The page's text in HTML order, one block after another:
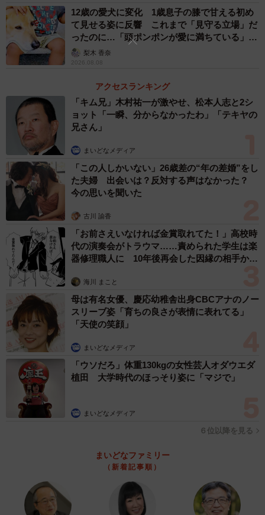
らかわいい顔をしてくれたので撮影したんです。とりあえ
ずなでて遊んで…写真や動画を撮ったあとに片付けまし
た」
ごみ箱をひっくり返したあと、飼い主さんに甘えていたという（提供写
真）
――そのあと、ととまるくんたちはどうしましたか？
「僕に甘えてきたり、ふたりではしゃいだりしていまし
た。まだまだ遊び足りないようでしたね」
――今回のようにととまるくんたちが散らかしたのは初め
てでしょうか？
「過去にティッシュを散らかしたりは何回かあったので、
テーブルに置いていたティッシュを高いところに避難させ
たのですが…それもうまく登りティッシュを落としてから
たくさん遊んでいたようで、思わず笑っちゃいました」
クリスマスも指をしゃぶっていたととまるくん（提供写真）
――散らかしたのは、お迎えして74日目とのこと。最近の
ととまるくんたちの様子もお聞かせください。
「毎日指をしゃぶったりふたりでたくさん遊んだり、それ
に混ぜてもらったりと、これまでと大きく変わらず過ごし
ています。ただ食事面が少しだけ変わってきたような気が
しています。定期的に手作りご飯を作っているせいか、特
12歳の愛犬に変化 1歳息子の膝で甘える初め
て見せる姿に反響 これまで「見守る立場」だ
ったのに…「頭ポンポンが愛に満ちている」
「尊…」
梨木 香奈
2026.08.08
アクセスランキング
「キム兄」木村祐一が激やせ、松本人志と2シ
ョット「一瞬、分からなかったわ」「テキヤの
兄さん」
まいどなメディア
「この人しかいない」26歳差の“年の差婚”をし
た夫婦 出会いは？反対する声はなかった？
今の思いを聞いた
古川 諭香
「お前さえいなければ金賞取れてた！」高校時
代の演奏会がトラウマ……責められた学生は楽
器修理職人に 10年後再会した因縁の相手から
海川 まこと
母は有名女優、慶応幼稚舎出身CBCアナのノー
スリーブ姿「育ちの良さが表情に表れてる」
「天使の笑顔」
まいどなメディア
「ウソだろ」体重130kgの女性芸人オダウエダ
植田 大学時代のほっそり姿に「マジで」
まいどなメディア
６位以降を見る
まいどなファミリー
（新着記事順）